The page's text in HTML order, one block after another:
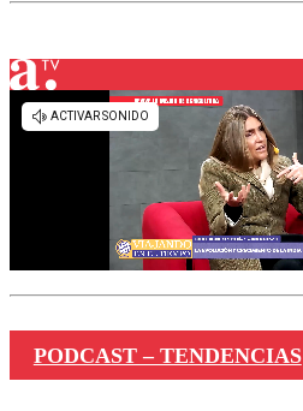
PODCAST – TENDENCIAS